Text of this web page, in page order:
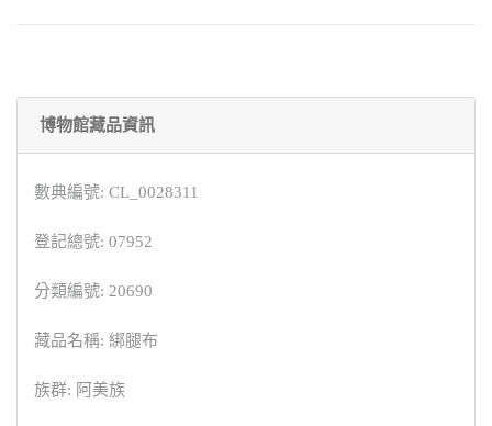
博物館藏品資訊
數典編號: CL_0028311
登記總號: 07952
分類編號: 20690
藏品名稱: 綁腿布
族群: 阿美族